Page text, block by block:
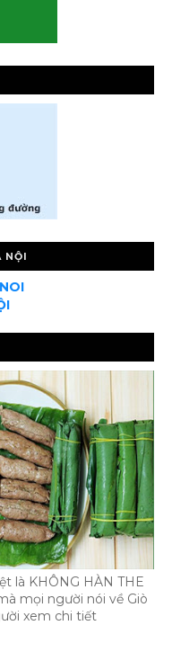
NỘI
là KHÔNG HÀN THE
mọi người nói về Giò
xem chi tiết